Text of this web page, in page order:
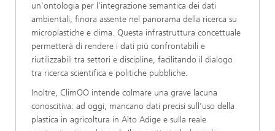
un'ontologia per l’integrazione semantica dei dati
ambientali, finora assente nel panorama della ricerca su
microplastiche e clima. Questa infrastruttura concettuale
permetterà di rendere i dati più confrontabili e
riutilizzabili tra settori e discipline, facilitando il dialogo
tra ricerca scientifica e politiche pubbliche.
Inoltre, ClimOO intende colmare una grave lacuna
conoscitiva: ad oggi, mancano dati precisi sull’uso della
plastica in agricoltura in Alto Adige e sulla reale